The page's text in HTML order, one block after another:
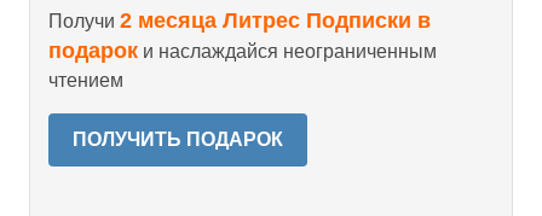
Получи 2 месяца Литрес Подписки в
подарок и наслаждайся неограниченным
чтением
ПОЛУЧИТЬ ПОДАРОК